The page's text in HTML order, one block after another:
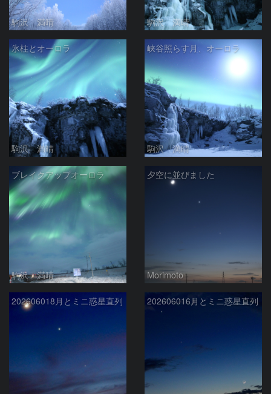
駒沢 満晴 駒沢 満晴
氷柱とオーロラ
駒沢 満晴
峡谷照らす月、オーロラ
駒沢 満晴
ブレイクアップオーロラ
駒沢 満晴
夕空に並びました
Morimoto
202606018月とミニ惑星直列 202606016月とミニ惑星直列